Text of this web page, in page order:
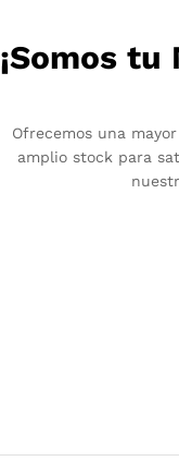
¡Somos tu
Ofrecemos una
amplio stock para